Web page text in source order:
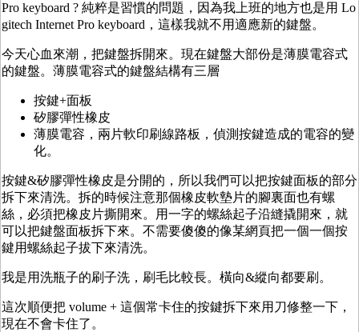
Pro keyboard ? 純粹是習慣的問題，因為我上班的地方也是用 Lo
gitech Internet Pro keyboard，這樣我就不用適應新的鍵盤。
今天心血來潮，把鍵盤拆開來。現在鍵盤大部份是薄膜電容式
的鍵盤。薄膜電容式的鍵盤結構有三層
按鍵+面板
矽膠彈性橡皮
薄膜電容，兩片軟印刷線路板，偵測按鍵造成的電容的變
化。
按鍵&矽膠彈性橡皮是分開的，所以我們可以把按鍵面板的部分
拆下來清洗。拆的時候注意那個橡皮軟墊片的腳裏面也有螺
絲，必須把橡皮片撕開來。用一字的螺絲起子沿縫撬開來，就
可以把鍵盤面板拆下來。不需要傻傻的像某網頁把一個一個按
鍵用螺絲起子拔下來清洗。
我是用洗瓶子的刷子洗，刷毛比較長。橫向&縱向都要刷。
這次順便把 volume + 這個常卡住的按鍵拆下來用刀修整一下，
現在不會卡住了。